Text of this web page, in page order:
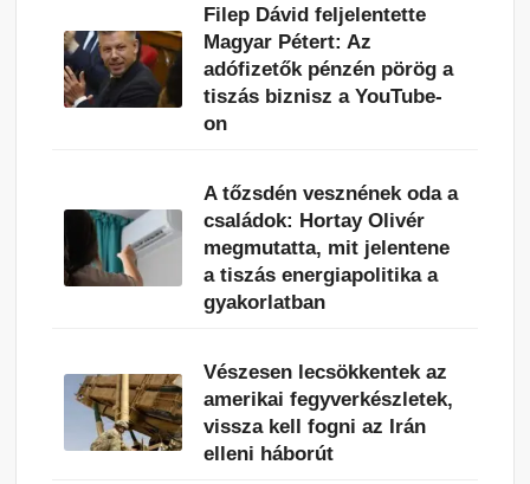
Filep Dávid feljelentette
Magyar Pétert: Az
adófizetők pénzén pörög a
tiszás biznisz a YouTube-
on
A tőzsdén vesznének oda a
családok: Hortay Olivér
megmutatta, mit jelentene
a tiszás energiapolitika a
gyakorlatban
Vészesen lecsökkentek az
amerikai fegyverkészletek,
vissza kell fogni az Irán
elleni háborút